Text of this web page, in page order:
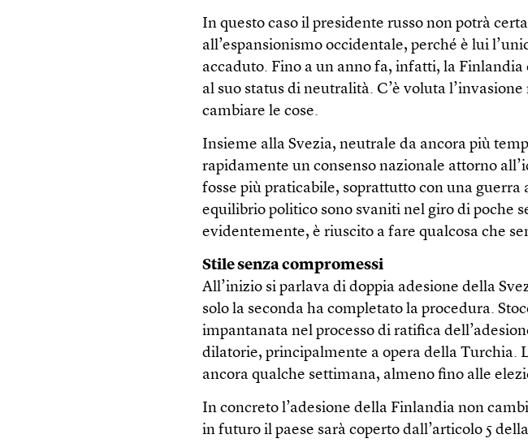
In questo caso il presidente russo non potrà
all’espansionismo occidentale, perché è lui
accaduto. Fino a un anno fa, infatti, la
al suo status di neutralità. C’è voluta
cambiare le cose.
Insieme alla Svezia, neutrale da ancora più
rapidamente un consenso nazionale attorno
fosse più praticabile, soprattutto con una guerra
equilibrio politico sono svaniti nel giro di poche
evidentemente, è riuscito a fare qualcosa che
Stile senza compromessi
All’inizio si parlava di doppia adesione della
solo la seconda ha completato la procedura.
impantanata nel processo di ratifica
dilatorie, principalmente a opera della Turchia.
ancora qualche settimana, almeno fino alle
In concreto l’adesione della Finlandia non
in futuro il paese sarà coperto dall’articolo 5